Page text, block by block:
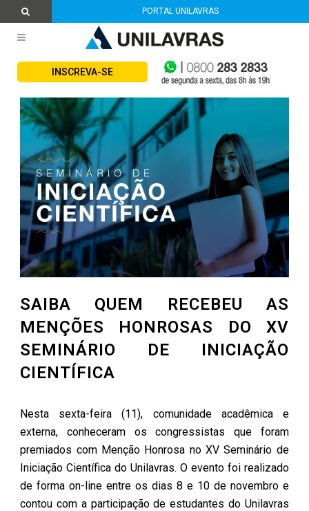
PORTAL UNILAVRAS
INSCREVA-SE
SAIBA QUEM RECEBEU AS
MENÇÕES HONROSAS DO XV
SEMINÁRIO DE INICIAÇÃO
CIENTÍFICA
Nesta sexta-feira (11), comunidade acadêmica e
externa, conheceram os congressistas que foram
premiados com Menção Honrosa no XV Seminário de
Iniciação Científica do Unilavras. O evento foi realizado
de forma on-line entre os dias 8 e 10 de novembro e
contou com a participação de estudantes do Unilavras